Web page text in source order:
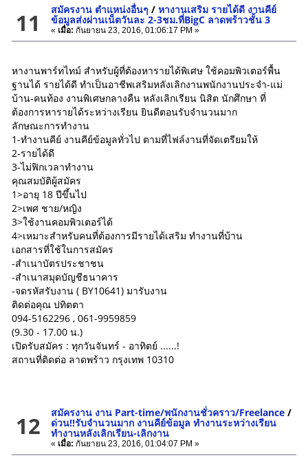
11 สมัครงาน ตำแหน่งอื่นๆ /หางานเสริม รายได้ดี งานคีย์
ข้อมูลส่งผ่านเน็ตวันละ 2-3ชม.ที่BigC ลาดพร้าวชั้น 3
« เมื่อ: กันยายน 23, 2016, 01:06:17 PM »
หางานพาร์ทไทม์ สำหรับผู้ที่ต้องหารายได้พิเศษ ใช้คอมพิวเตอร์พื้น
ฐานได้ รายได้ดี ทำเป็นอาชีพเสริมหลังเลิกงานพนักงานประจำ-แม่
บ้าน-คนท้อง งานพิเศษกลางคืน หลังเลิกเรียน นิสิต นักศึกษา ที่
ต้องการหารายได้ระหว่างเรียน ยินดีตอนรับจำนวนมาก
ลักษณะการทำงาน
1-ทำงานคีย์ งานคีย์ข้อมูลทั่วไป ตามที่ไฟล์งานที่จัดเตรียมให้
2-รายได้ดี
3-ไม่ฟิกเวลาทำงาน
คุณสมบัติผู้สมัคร
1>อายุ 18 ปีขึ้นไป
2>เพศ ชาย/หญิง
3>ใช้งานคอมพิวเตอร์ได้
4>เหมาะสำหรับคนที่ต้องการมีรายได้เสริม ทำงานที่บ้าน
เอกสารที่ใช้ในการสมัคร
-สำเนาบัตรประชาชน
-สำเนาสมุดบัญชีธนาคาร
-จดรหัสรับงาน ( BY10641) มารับงาน
ติดต่อคุณ ปทิตตา
094-5162296 , 061-9959859
(9.30 - 17.00 น.)
เปิดรับสมัคร : ทุกวันจันทร์ - อาทิตย์ ......!
สถานที่ติดต่อ ลาดพร้าว กรุงเทพ 10310
12 สมัครงาน งาน Part-time/พนักงานชั่วคราว/Freelance /
ด่วน!!รับจำนวนมาก งานคีย์ข้อมูล ทำงานระหว่างเรียน
ทำงานหลังเลิกเรียน-เลิกงาน
« เมื่อ: กันยายน 23, 2016, 01:04:07 PM »